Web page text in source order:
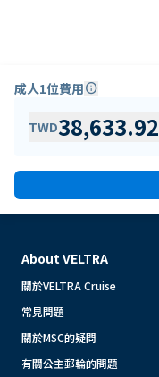
成人1位費用info
TWD38,633.92
About VELTRA
關於VELTRA Cruise
常見問題
關於MSC的疑問
有關公主郵輪的問題